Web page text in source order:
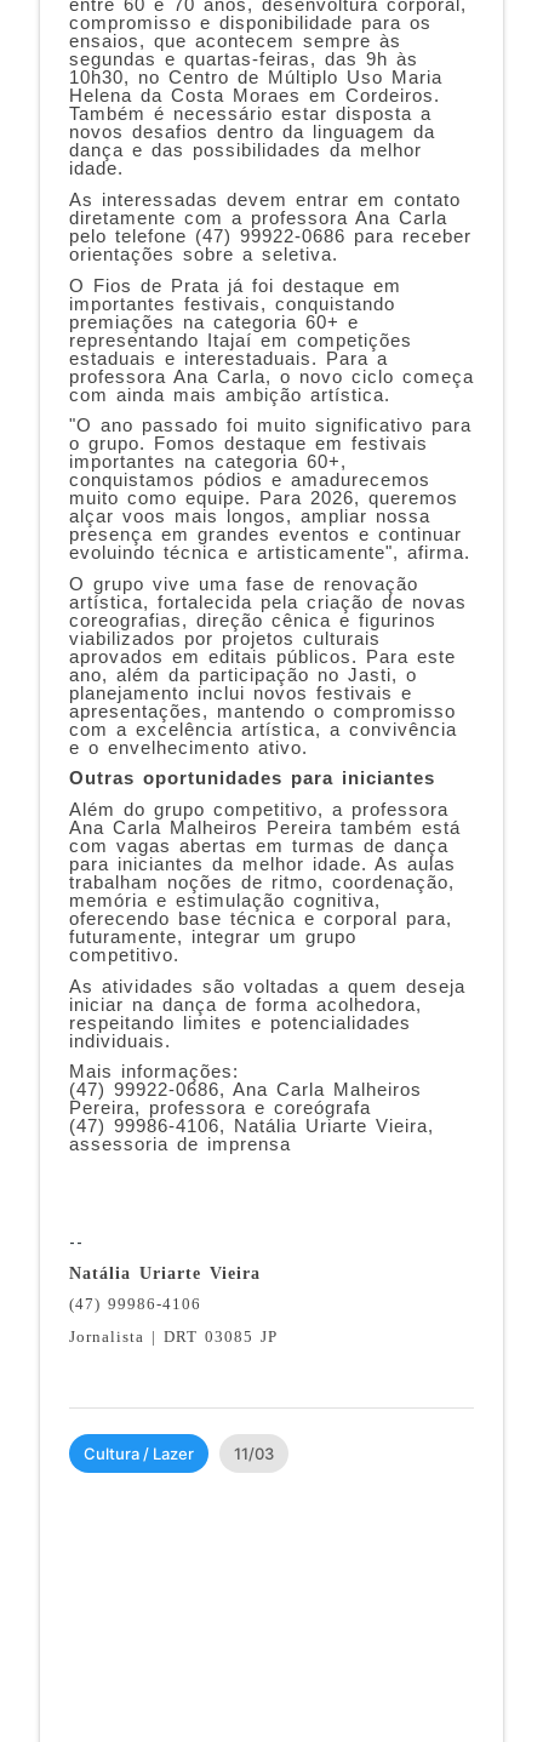
entre 60 e 70 anos, desenvoltura corporal,
compromisso e disponibilidade para os
ensaios, que acontecem sempre às
segundas e quartas-feiras, das 9h às
10h30, no Centro de Múltiplo Uso Maria
Helena da Costa Moraes em Cordeiros.
Também é necessário estar disposta a
novos desafios dentro da linguagem da
dança e das possibilidades da melhor
idade.
As interessadas devem entrar em contato
diretamente com a professora Ana Carla
pelo telefone (47) 99922-0686 para receber
orientações sobre a seletiva.
O Fios de Prata já foi destaque em
importantes festivais, conquistando
premiações na categoria 60+ e
representando Itajaí em competições
estaduais e interestaduais. Para a
professora Ana Carla, o novo ciclo começa
com ainda mais ambição artística.
"O ano passado foi muito significativo para
o grupo. Fomos destaque em festivais
importantes na categoria 60+,
conquistamos pódios e amadurecemos
muito como equipe. Para 2026, queremos
alçar voos mais longos, ampliar nossa
presença em grandes eventos e continuar
evoluindo técnica e artisticamente", afirma.
O grupo vive uma fase de renovação
artística, fortalecida pela criação de novas
coreografias, direção cênica e figurinos
viabilizados por projetos culturais
aprovados em editais públicos. Para este
ano, além da participação no Jasti, o
planejamento inclui novos festivais e
apresentações, mantendo o compromisso
com a excelência artística, a convivência
e o envelhecimento ativo.
Outras oportunidades para iniciantes
Além do grupo competitivo, a professora
Ana Carla Malheiros Pereira também está
com vagas abertas em turmas de dança
para iniciantes da melhor idade. As aulas
trabalham noções de ritmo, coordenação,
memória e estimulação cognitiva,
oferecendo base técnica e corporal para,
futuramente, integrar um grupo
competitivo.
As atividades são voltadas a quem deseja
iniciar na dança de forma acolhedora,
respeitando limites e potencialidades
individuais.
Mais informações:
(47) 99922-0686, Ana Carla Malheiros
Pereira, professora e coreógrafa
(47) 99986-4106, Natália Uriarte Vieira,
assessoria de imprensa
--
Natália Uriarte Vieira
(47) 99986-4106
Jornalista | DRT 03085 JP
Cultura / Lazer 11/03